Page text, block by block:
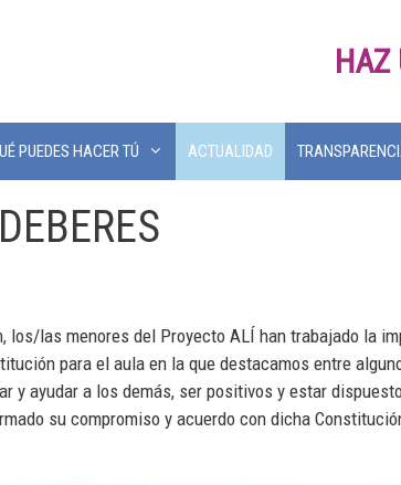
HAZ
PUEDES HACER TÚ ACTUALIDAD
las menores del Proyecto ALÍ han trabajado la
para el aula en la que destacamos entre
ayudar a los demás, ser positivos y estar
su compromiso y acuerdo con dicha